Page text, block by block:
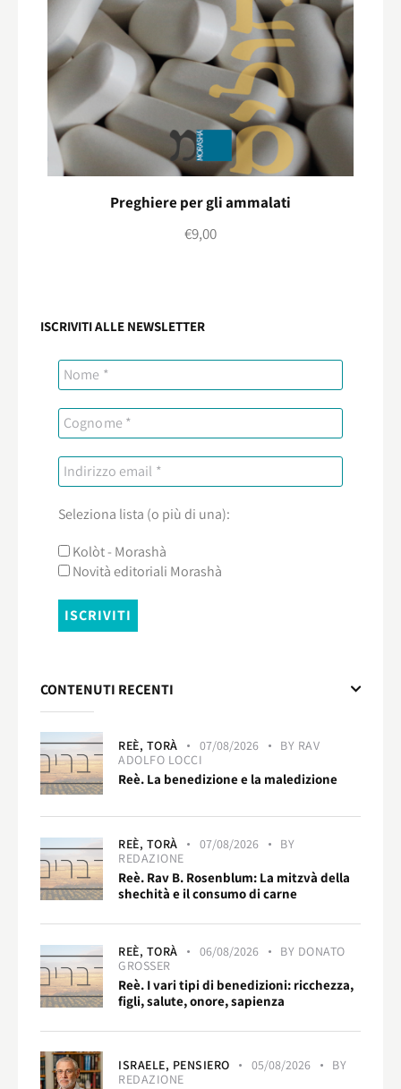
Preghiere per gli ammalati
€9,00
ISCRIVITI ALLE NEWSLETTER
Seleziona lista (o più di una):
Kolòt - Morashà
Novità editoriali Morashà
CONTENUTI RECENTI
REÈ, TORÀ 07/08/2026 BY RAV
ADOLFO LOCCI
Reè. La benedizione e la maledizione
REÈ, TORÀ 07/08/2026
BY
REDAZIONE
Reè. Rav B. Rosenblum: La mitzvà della
shechità e il consumo di carne
REÈ, TORÀ 06/08/2026 BY DONATO
GROSSER
Reè. I vari tipi di benedizioni: ricchezza,
figli, salute, onore, sapienza
ISRAELE, PENSIERO 05/08/2026
BY
REDAZIONE